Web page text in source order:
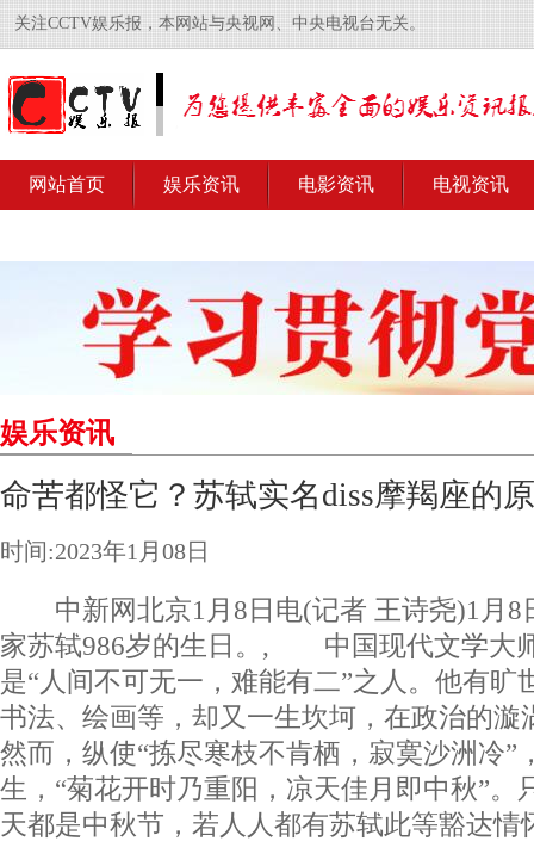
关注CCTV娱乐报，本网站与央视网、中央电视台无关。
网站首页 娱乐资讯 电影资讯 电视资讯
娱乐资讯
命苦都怪它？苏轼实名diss摩羯座
时间:2023年1月08日
中新网北京1月8日电(记者 王诗尧)1月8
家苏轼986岁的生日。, 中国现代文学大
是“人间不可无一，难能有二”之人。他有旷
书法、绘画等，却又一生坎坷，在政治
然而，纵使“拣尽寒枝不肯栖，寂寞沙洲冷”
生，“菊花开时乃重阳，凉天佳月即中秋”。
天都是中秋节，若人人都有苏轼此等豁达情